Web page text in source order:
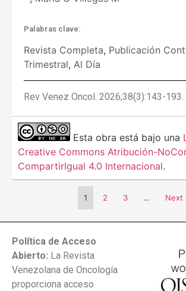
Palabras clave:
Revista Completa, Publicación
Trimestral, Al Día
Rev Venez Oncol. 2026;38(3):143-193.
Esta obra está bajo una
Creative Commons Atribución-
CompartirIgual 4.0 Internacional.
1 2 3 … Next
Política de Acceso
Abierto: La Revista
Venezolana de Oncología
proporciona acceso